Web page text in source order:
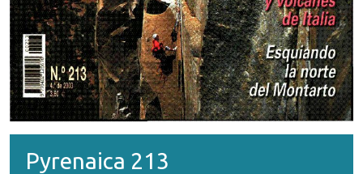
Pyrenaica 213